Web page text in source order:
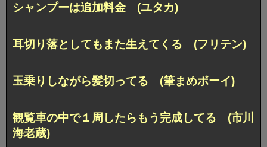
シャンプーは追加料金 (ユタカ)
耳切り落としてもまた生えてくる (フリテン)
玉乗りしながら髪切ってる (筆まめボーイ)
観覧車の中で１周したらもう完成してる (市川
海老蔵)